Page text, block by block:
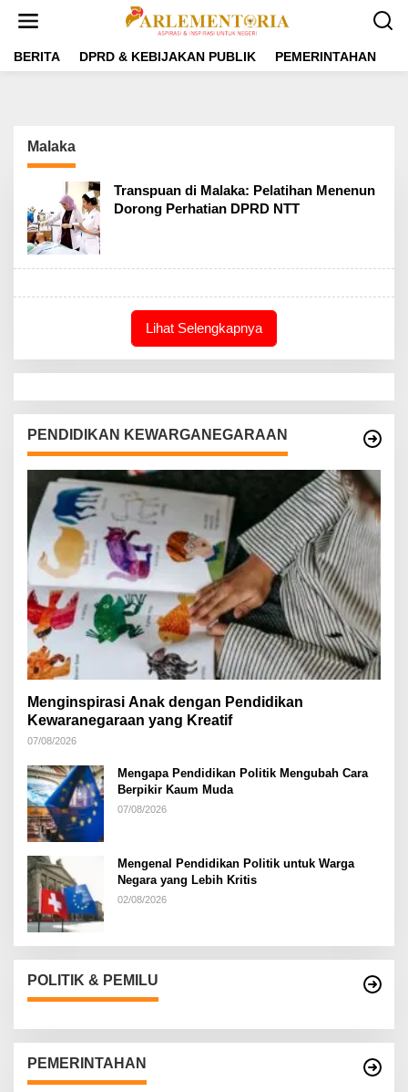
t
BERITA DPRD & KEBIJAKAN PUBLIK PEMERINTAHAN
Malaka
Transpuan di Malaka: Pelatihan Menenun
Dorong Perhatian DPRD NTT
Lihat Selengkapnya
PENDIDIKAN KEWARGANEGARAAN
Menginspirasi Anak dengan Pendidikan
Kewaranegaraan yang Kreatif
07/08/2026
Mengapa Pendidikan Politik Mengubah Cara
Berpikir Kaum Muda
07/08/2026
Mengenal Pendidikan Politik untuk Warga
Negara yang Lebih Kritis
02/08/2026
POLITIK & PEMILU
PEMERINTAHAN